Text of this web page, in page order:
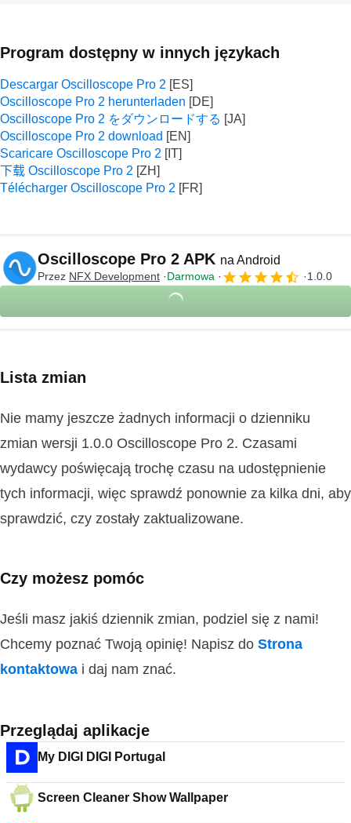
Program dostępny w innych językach
Descargar Oscilloscope Pro 2
Oscilloscope Pro 2 herunterladen
Oscilloscope Pro 2 をダウンロードする
Oscilloscope Pro 2 download
Scaricare Oscilloscope Pro 2
下载 Oscilloscope Pro 2
Télécharger Oscilloscope Pro 2
Oscilloscope Pro 2 APK na Android
Przez NFX Development Darmowa 1.0.0
Lista zmian
Nie mamy jeszcze żadnych informacji o dzienniku
zmian wersji 1.0.0 Oscilloscope Pro 2. Czasami
wydawcy poświęcają trochę czasu na udostępnienie
tych informacji, więc sprawdź ponownie za kilka dni, aby
sprawdzić, czy zostały zaktualizowane.
Czy możesz pomóc
Jeśli masz jakiś dziennik zmian, podziel się z nami!
Chcemy poznać Twoją opinię! Napisz do Strona
kontaktowa i daj nam znać.
Przeglądaj aplikacje
My DIGI DIGI Portugal
Screen Cleaner Show Wallpaper